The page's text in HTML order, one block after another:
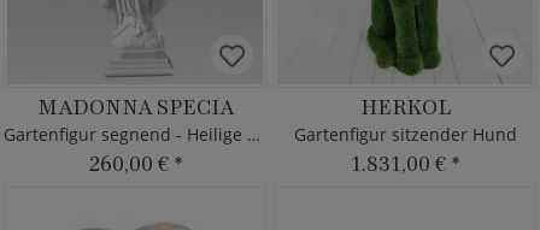
MADONNA SPECIA
Gartenfigur segnend - Heilige Mutter
260,00 € *
HERKOL
Gartenfigur sitzender Hund
1.831,00 € *